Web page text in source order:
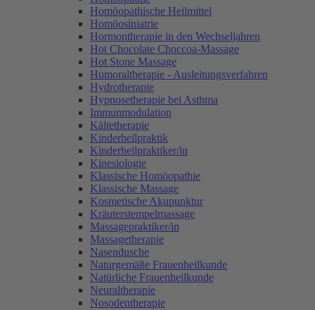
Homöopathische Heilmittel
Homöosiniatrie
Hormontherapie in den Wechseljahren
Hot Chocolate Choccoa-Massage
Hot Stone Massage
Humoraltherapie - Ausleitungsverfahren
Hydrotherapie
Hypnosetherapie bei Asthma
Immunmodulation
Kältetherapie
Kinderheilpraktik
Kinderheilpraktiker/in
Kinesiologie
Klassische Homöopathie
Klassische Massage
Kosmetische Akupunktur
Kräuterstempelmassage
Massagepraktiker/in
Massagetherapie
Nasendusche
Naturgemäße Frauenheilkunde
Natürliche Frauenheilkunde
Neuraltherapie
Nosodentherapie